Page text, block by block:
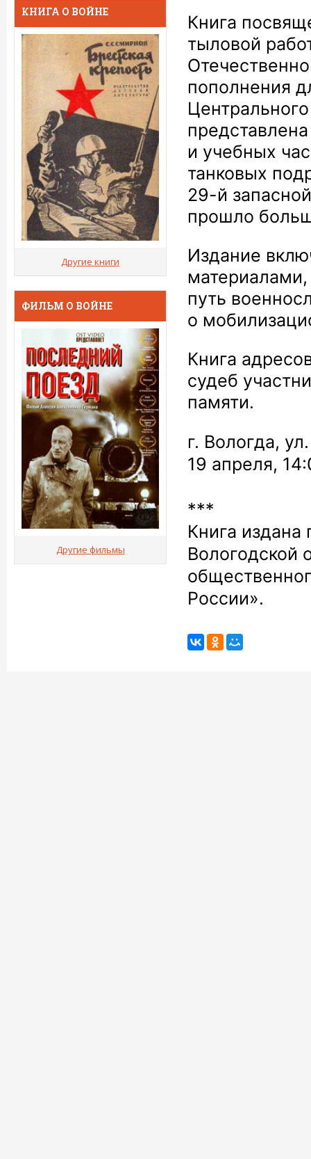
Книга
тыловой
пополнения
и учебных
танковых
29-й
прошло
Издание
путь
о
Книга
судеб
памяти.
г. Вологда,
19 апреля,
***
Книга
Вологодской
России».
КНИГА О ВОЙНЕ
Другие книги
ФИЛЬМ О ВОЙНЕ
Другие фильмы